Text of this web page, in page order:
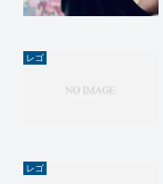
レゴ
レゴ